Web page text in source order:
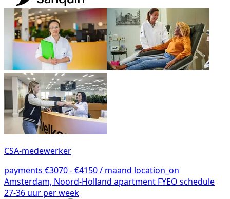
CSA-medewerker
payments €3070 - €4150 / maand location_on
Amsterdam, Noord-Holland apartment FYEO schedule
27-36 uur per week